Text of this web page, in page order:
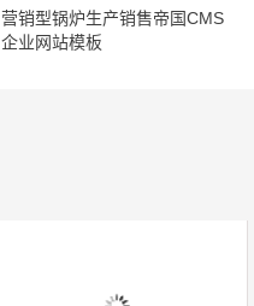
营销型锅炉生产销售帝国CMS
企业网站模板